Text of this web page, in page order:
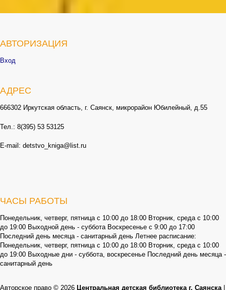
АВТОРИЗАЦИЯ
Вход
АДРЕС
666302 Иркутская область, г. Саянск, микрорайон Юбилейный, д.55
Тел.: 8(395) 53 53125
E-mail: detstvo_kniga@list.ru
ЧАСЫ РАБОТЫ
Понедельник, четверг, пятница с 10:00 до 18:00 Вторник, среда с 10:00
до 19:00 Выходной день - суббота Воскресенье с 9:00 до 17:00
Последний день месяца - санитарный день Летнее расписание:
Понедельник, четверг, пятница с 10:00 до 18:00 Вторник, среда с 10:00
до 19:00 Выходные дни - суббота, воскресенье Последний день месяца -
санитарный день
Авторское право © 2026 Центральная детская библиотека г. Саянска